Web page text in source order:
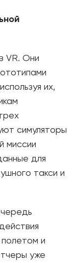
VR. Они
их,
симуляторы
миссии
для
такси и
и
уже